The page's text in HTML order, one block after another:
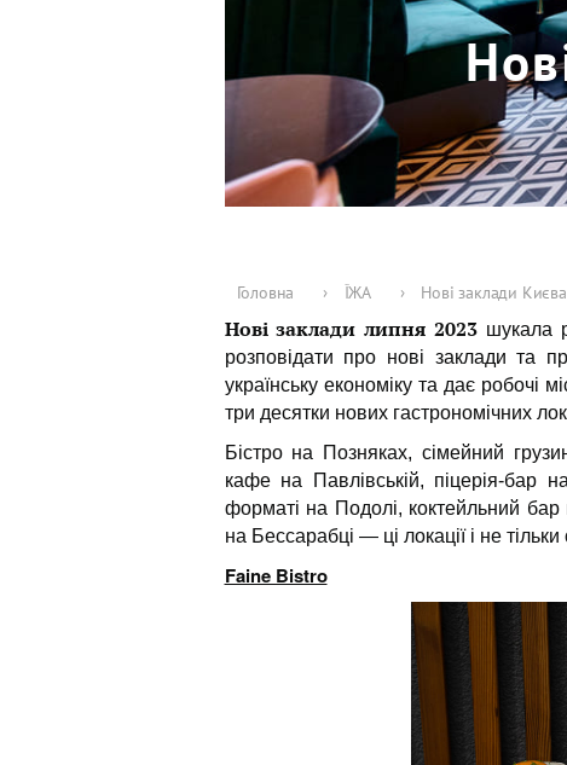
Головна › ЇЖА › Нові заклади
Нові заклади липня 2023шукала
розповідати про нові заклади та
українську економіку та дає робочі
три десятки нових гастрономічних
Бістро на Позняках, сімейний
кафе на Павлівській, піцерія-бар
форматі на Подолі, коктейльний бар
на Бессарабці — ці локації і не
Faine Bistro